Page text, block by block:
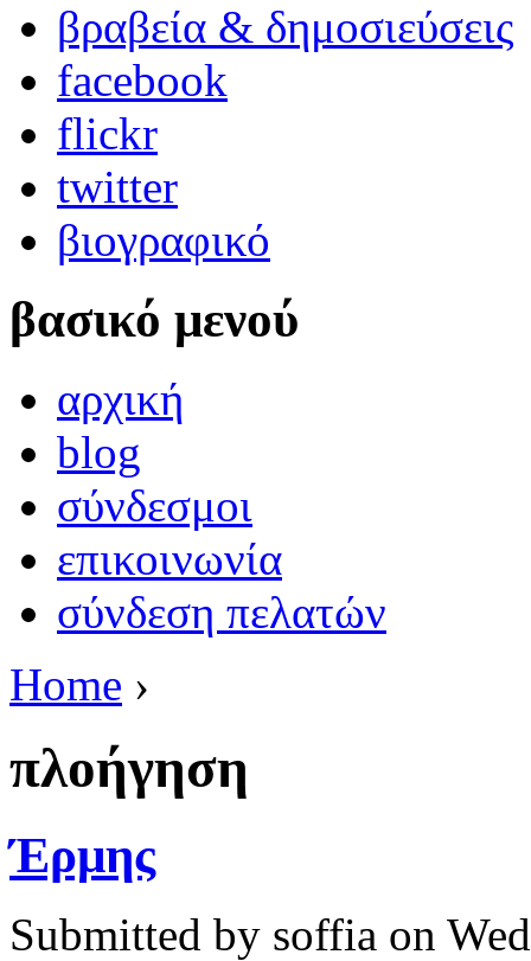
βραβεία & δημοσιεύσεις
facebook
flickr
twitter
βιογραφικό
βασικό μενού
αρχική
blog
σύνδεσμοι
επικοινωνία
σύνδεση πελατών
Home ›
πλοήγηση
Έρμης
Submitted by soffia on